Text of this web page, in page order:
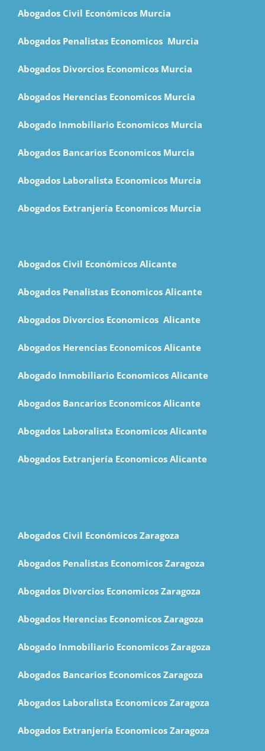
Abogados Civil Económicos Murcia
Abogados Penalistas Economicos Murcia
Abogados Divorcios Economicos Murcia
Abogados Herencias Economicos Murcia
Abogado Inmobiliario Economicos Murcia
Abogados Bancarios Economicos Murcia
Abogados Laboralista Economicos Murcia
Abogados Extranjería Economicos Murcia
Abogados Civil Económicos Alicante
Abogados Penalistas Economicos Alicante
Abogados Divorcios Economicos Alicante
Abogados Herencias Economicos Alicante
Abogado Inmobiliario Economicos Alicante
Abogados Bancarios Economicos Alicante
Abogados Laboralista Economicos Alicante
Abogados Extranjería Economicos Alicante
Abogados Civil Económicos Zaragoza
Abogados Penalistas Economicos Zaragoza
Abogados Divorcios Economicos Zaragoza
Abogados Herencias Economicos Zaragoza
Abogado Inmobiliario Economicos Zaragoza
Abogados Bancarios Economicos Zaragoza
Abogados Laboralista Economicos Zaragoza
Abogados Extranjería Economicos Zaragoza